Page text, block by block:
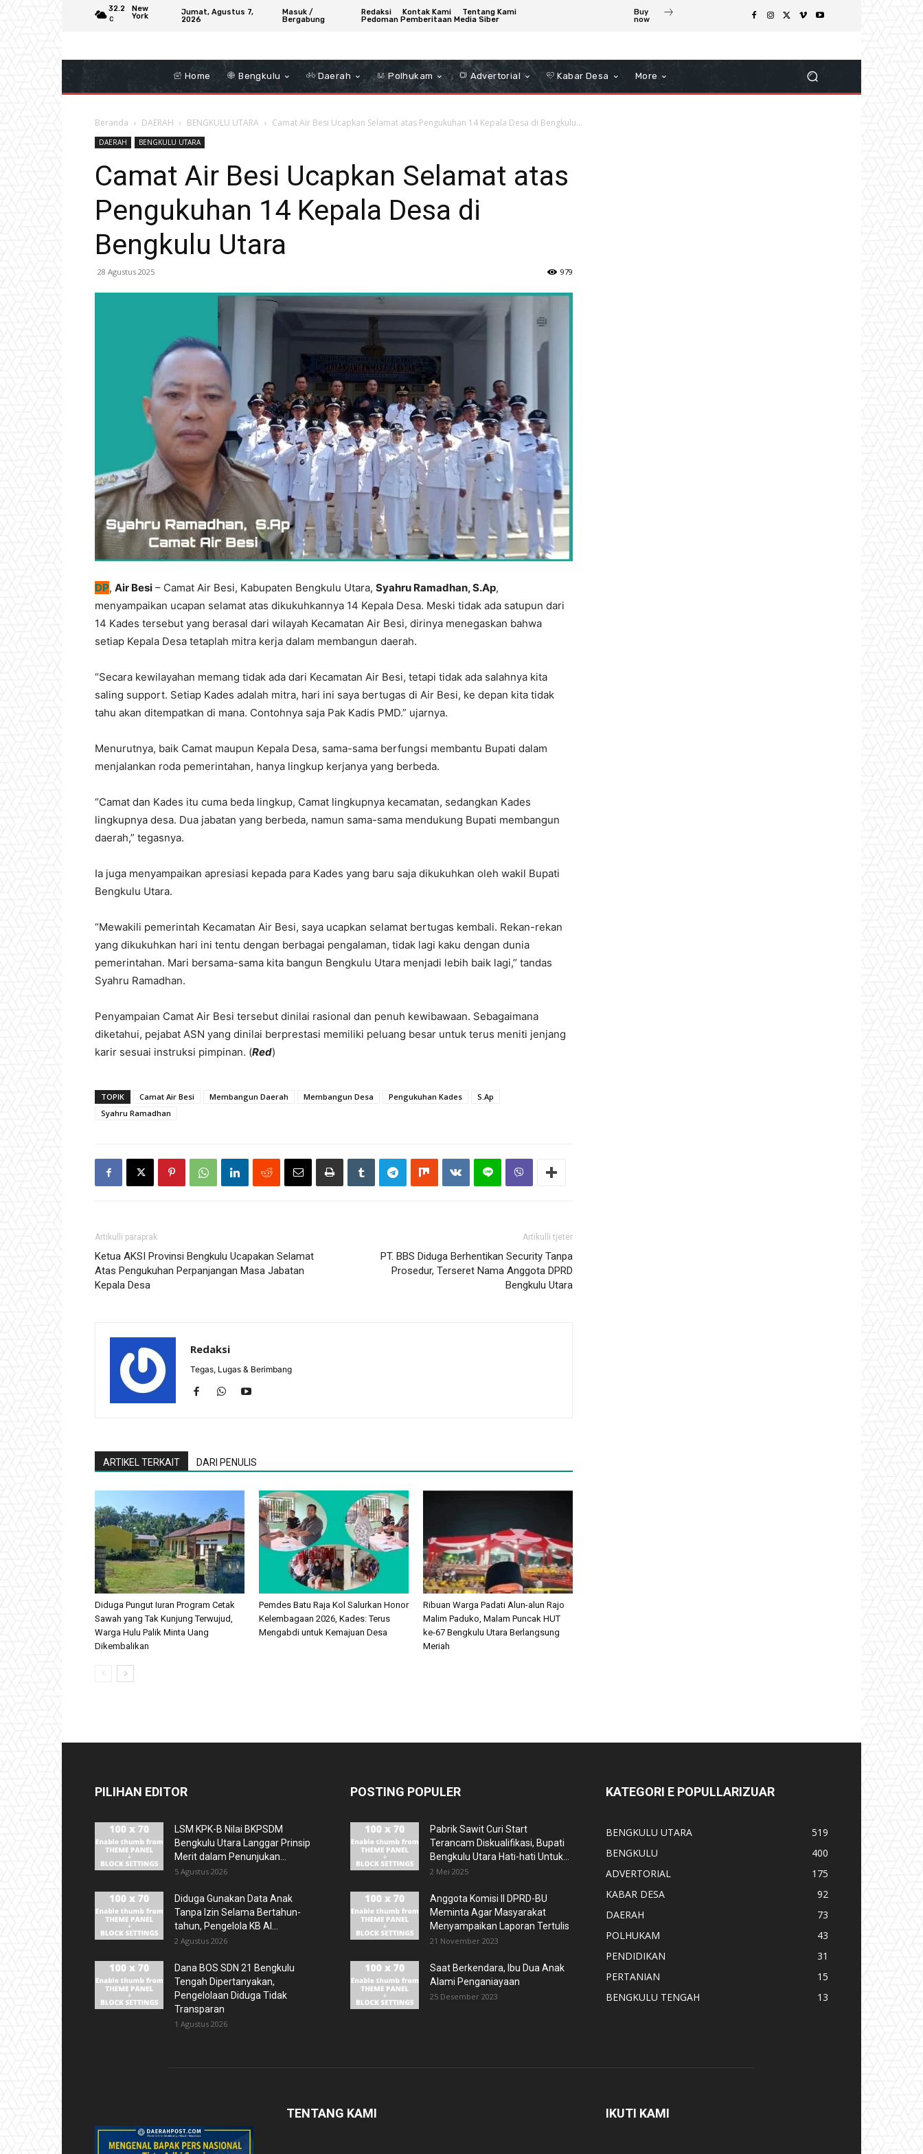
32.2
C
New
York
Jumat, Agustus 7,
2026
Masuk /
Bergabung
Redaksi Kontak Kami
Tentang Kami
Pedoman Pemberitaan Media Siber
Buy
now
Home Bengkulu Daerah Polhukam Advertorial Kabar Desa More
Beranda DAERAH BENGKULU UTARA Camat Air Besi Ucapkan Selamat atas Pengukuhan 14 Kepala Desa di Bengkulu...
DAERAH BENGKULU UTARA
Camat Air Besi Ucapkan Selamat atas
Pengukuhan 14 Kepala Desa di
Bengkulu Utara
28 Agustus 2025 979
DP, Air Besi – Camat Air Besi, Kabupaten Bengkulu Utara, Syahru Ramadhan, S.Ap,
menyampaikan ucapan selamat atas dikukuhkannya 14 Kepala Desa. Meski tidak ada satupun dari
14 Kades tersebut yang berasal dari wilayah Kecamatan Air Besi, dirinya menegaskan bahwa
setiap Kepala Desa tetaplah mitra kerja dalam membangun daerah.
“Secara kewilayahan memang tidak ada dari Kecamatan Air Besi, tetapi tidak ada salahnya kita
saling support. Setiap Kades adalah mitra, hari ini saya bertugas di Air Besi, ke depan kita tidak
tahu akan ditempatkan di mana. Contohnya saja Pak Kadis PMD.” ujarnya.
Menurutnya, baik Camat maupun Kepala Desa, sama-sama berfungsi membantu Bupati dalam
menjalankan roda pemerintahan, hanya lingkup kerjanya yang berbeda.
“Camat dan Kades itu cuma beda lingkup, Camat lingkupnya kecamatan, sedangkan Kades
lingkupnya desa. Dua jabatan yang berbeda, namun sama-sama mendukung Bupati membangun
daerah,” tegasnya.
Ia juga menyampaikan apresiasi kepada para Kades yang baru saja dikukuhkan oleh wakil Bupati
Bengkulu Utara.
“Mewakili pemerintah Kecamatan Air Besi, saya ucapkan selamat bertugas kembali. Rekan-rekan
yang dikukuhkan hari ini tentu dengan berbagai pengalaman, tidak lagi kaku dengan dunia
pemerintahan. Mari bersama-sama kita bangun Bengkulu Utara menjadi lebih baik lagi,” tandas
Syahru Ramadhan.
Penyampaian Camat Air Besi tersebut dinilai rasional dan penuh kewibawaan. Sebagaimana
diketahui, pejabat ASN yang dinilai berprestasi memiliki peluang besar untuk terus meniti jenjang
karir sesuai instruksi pimpinan. (Red)
TOPIK Camat Air Besi Membangun Daerah Membangun Desa Pengukuhan Kades
S.Ap
Syahru Ramadhan
Artikulli paraprak
Ketua AKSI Provinsi Bengkulu Ucapakan Selamat
Atas Pengukuhan Perpanjangan Masa Jabatan
Kepala Desa
Artikulli tjetër
PT. BBS Diduga Berhentikan Security Tanpa
Prosedur, Terseret Nama Anggota DPRD
Bengkulu Utara
Redaksi
Tegas, Lugas & Berimbang
ARTIKEL TERKAIT DARI PENULIS
Diduga Pungut Iuran Program Cetak
Sawah yang Tak Kunjung Terwujud,
Warga Hulu Palik Minta Uang
Dikembalikan
Pemdes Batu Raja Kol Salurkan Honor
Kelembagaan 2026, Kades: Terus
Mengabdi untuk Kemajuan Desa
Ribuan Warga Padati Alun-alun Rajo
Malim Paduko, Malam Puncak HUT
ke-67 Bengkulu Utara Berlangsung
Meriah
PILIHAN EDITOR
LSM KPK-B Nilai BKPSDM
Bengkulu Utara Langgar Prinsip
Merit dalam Penunjukan...
5 Agustus 2026
Diduga Gunakan Data Anak
Tanpa Izin Selama Bertahun-
tahun, Pengelola KB Al...
2 Agustus 2026
Dana BOS SDN 21 Bengkulu
Tengah Dipertanyakan,
Pengelolaan Diduga Tidak
Transparan
1 Agustus 2026
POSTING POPULER
Pabrik Sawit Curi Start
Terancam Diskualifikasi, Bupati
Bengkulu Utara Hati-hati Untuk...
2 Mei 2025
Anggota Komisi II DPRD-BU
Meminta Agar Masyarakat
Menyampaikan Laporan Tertulis
21 November 2023
Saat Berkendara, Ibu Dua Anak
Alami Penganiayaan
25 Desember 2023
KATEGORI E POPULLARIZUAR
BENGKULU UTARA
519
BENGKULU
400
ADVERTORIAL
175
KABAR DESA
92
DAERAH
73
POLHUKAM
43
PENDIDIKAN
31
PERTANIAN
15
BENGKULU TENGAH
13
TENTANG KAMI IKUTI KAMI